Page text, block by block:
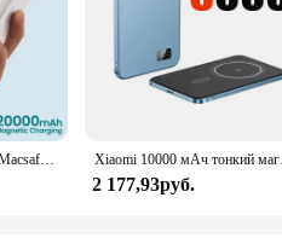
Внешний аккумулятор Macsafe с магнитным аккумулятором емкостью 20000 мАч для iPhone 14 13 12 Pro Max, беспроводной внешний аккумулятор с быстрой зарядкой Xiaomi 10000
2 177,93руб.